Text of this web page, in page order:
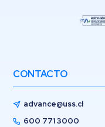
CONTACTO
advance@uss.cl
600 771 3000